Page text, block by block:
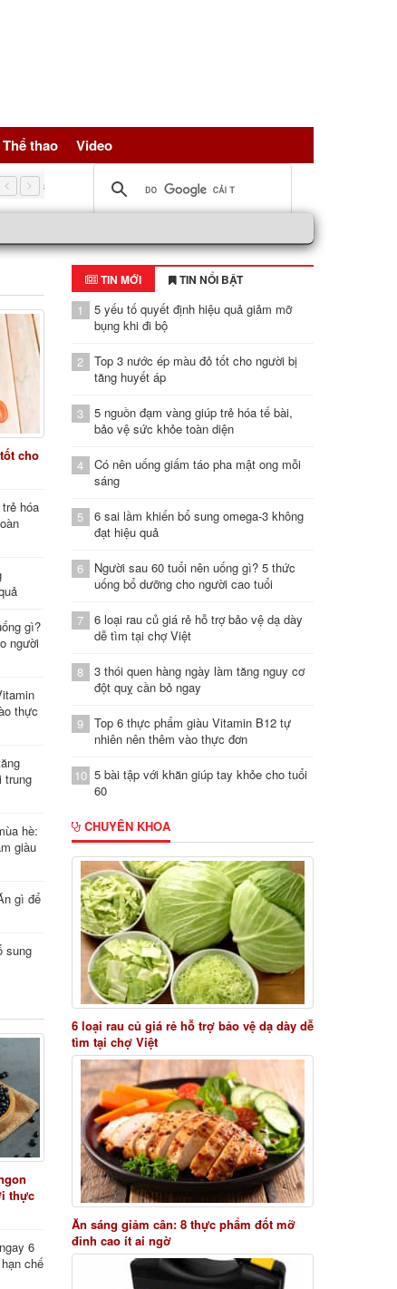
thao Video
5 nguồn đạm vàng giúp trẻ hóa tế bài, bảo vệ sức khỏe toàn
cho
hóa
gì?
người
thực
trung
hè:
giàu
gì để
sung
thực
6
chế
TIN MỚI TIN NỔI BẬT
1
5 yếu tố quyết định hiệu quả giảm mỡ
bụng khi đi bộ
2
Top 3 nước ép màu đỏ tốt cho người bị
tăng huyết áp
3
5 nguồn đạm vàng giúp trẻ hóa tế bài,
bảo vệ sức khỏe toàn diện
4
Có nên uống giấm táo pha mật ong mỗi
sáng
5
6 sai lầm khiến bổ sung omega-3 không
đạt hiệu quả
6
Người sau 60 tuổi nên uống gì? 5 thức
uống bổ dưỡng cho người cao tuổi
7
6 loại rau củ giá rẻ hỗ trợ bảo vệ dạ dày
dễ tìm tại chợ Việt
8
3 thói quen hàng ngày làm tăng nguy cơ
đột quỵ cần bỏ ngay
9
Top 6 thực phẩm giàu Vitamin B12 tự
nhiên nên thêm vào thực đơn
10 5 bài tập với khăn giúp tay khỏe cho tuổi
60
CHUYÊN KHOA
6 loại rau củ giá rẻ hỗ trợ bảo vệ dạ dày dễ
tìm tại chợ Việt
Ăn sáng giảm cân: 8 thực phẩm đốt mỡ
đỉnh cao ít ai ngờ